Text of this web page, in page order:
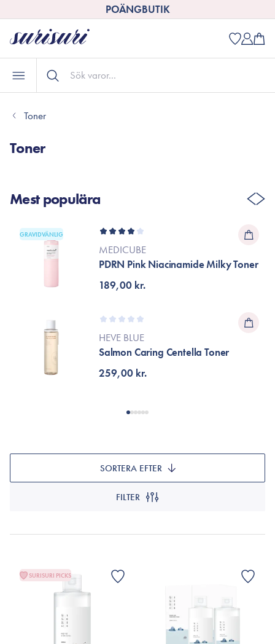
POÄNGBUTIK
Toner
Toner
Mest populära
GRAVIDVÄNLIG
MEDICUBE
PDRN Pink Niacinamide Milky Toner
189,00 kr.
HEVE BLUE
Salmon Caring Centella Toner
259,00 kr.
FILTER
SORTERA EFTER
SURISURI PICKS